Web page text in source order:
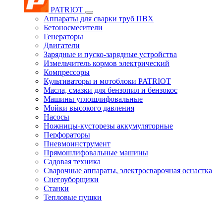
PATRIOT
Аппараты для сварки труб ПВХ
Бетоносмесители
Генераторы
Двигатели
Зарядные и пуско-зарядные устройства
Измельчитель кормов электрический
Компрессоры
Культиваторы и мотоблоки PATRIOT
Масла, смазки для бензопил и бензокос
Машины углошлифовальные
Мойки высокого давления
Насосы
Ножницы-кусторезы аккумуляторные
Перфораторы
Пневмоинструмент
Прямошлифовальные машины
Садовая техника
Сварочные аппараты, электросварочная оснастка
Снегоуборщики
Станки
Тепловые пушки